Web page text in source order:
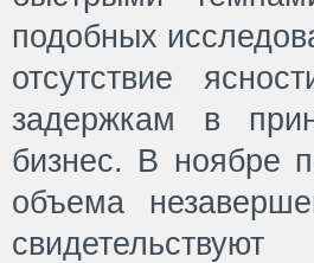
подобных
отсутствие
задержкам в
бизнес. В ноябре
объема